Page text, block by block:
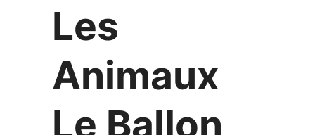
Les
Animaux
Le Ballon